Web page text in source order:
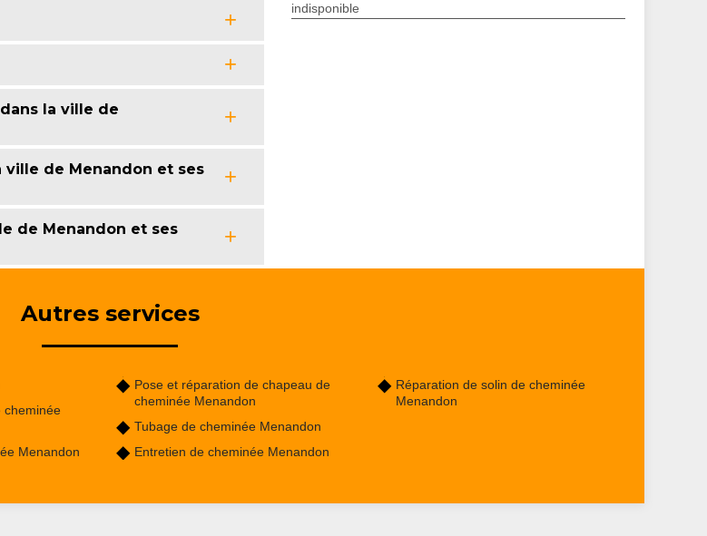
la ville de
ville de Menandon et ses
de Menandon et ses
indisponible
Autres services
cheminée
Menandon
Pose et réparation de chapeau de
cheminée Menandon
Tubage de cheminée Menandon
Entretien de cheminée Menandon
Réparation de solin de cheminée
Menandon